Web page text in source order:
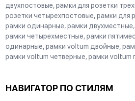
двухпостовые, рамки для розетки
розетки четырехпостовые, рамки для
рамки одинарные, рамки
рамки четырехместные, рамки
одинарные, рамки voltum двойные,
рамки voltum четверные, рамки voltum
НАВИГАТОР ПО СТИЛЯМ